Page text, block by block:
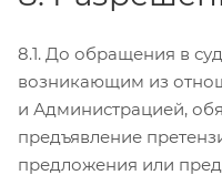
8.1. До обращения в
возникающим из
и Администрацией,
предъявление
предложения или